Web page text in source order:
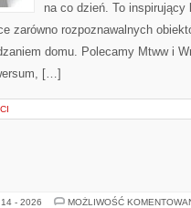
na co dzień. To
zarówno rozpoznawalnych
domu. Polecamy Mtww i
[…]
- 2026 MOŻLIWOŚĆ